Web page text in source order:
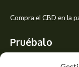
Compra el CBD en la
Pruébalo
Siente el mejor